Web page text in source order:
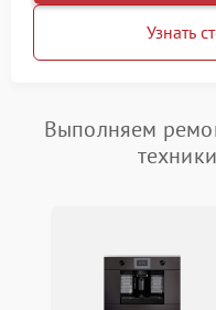
Узнать
Выполняем